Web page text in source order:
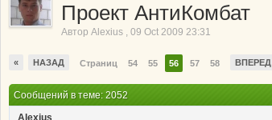
Проект АнтиКомбат
Автор Alexius , 09 Oct 2009 23:31
« НАЗАД Страниц 54 55 56 57 58 ВПЕРЕД
Сообщений в теме: 2052
Alexius